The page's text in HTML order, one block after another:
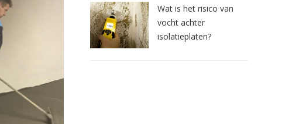
Wat is het risico van
vocht achter
isolatieplaten?